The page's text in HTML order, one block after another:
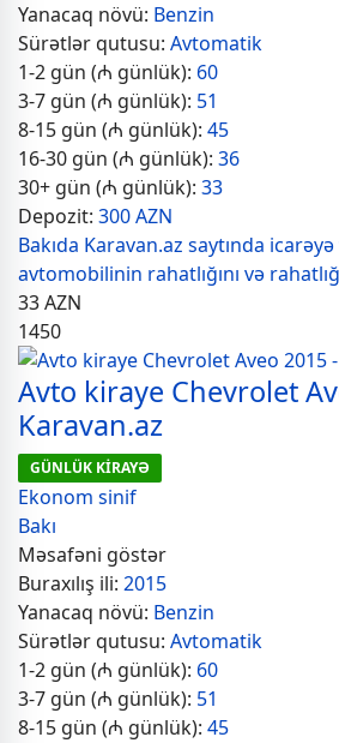
Yanacaq növü: Benzin
Sürətlər qutusu: Avtomatik
1-2 gün (₼ günlük): 60
3-7 gün (₼ günlük): 51
8-15 gün (₼ günlük): 45
16-30 gün (₼ günlük): 36
30+ gün (₼ günlük): 33
Depozit: 300 AZN
Bakıda Karavan.az saytında
avtomobilinin rahatlığını və
33AZN
1450
Avto kiraye Chevrolet
Karavan.az
GÜNLÜK KİRAYƏ
Ekonom sinif
Bakı
Məsafəni göstər
Buraxılış ili: 2015
Yanacaq növü: Benzin
Sürətlər qutusu: Avtomatik
1-2 gün (₼ günlük): 60
3-7 gün (₼ günlük): 51
8-15 gün (₼ günlük): 45